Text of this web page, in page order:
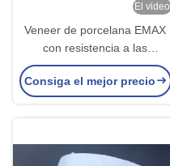
El video
Veneer de porcelana EMAX
con resistencia a las
manchas para
restauraciones estéticas de
aspecto natural
Consiga el mejor precio